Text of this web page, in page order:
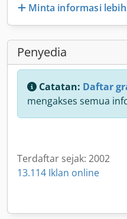
Minta informasi
Penyedia
Catatan: Daftar
mengakses semua
Terdaftar sejak: 2002
13.114 Iklan online